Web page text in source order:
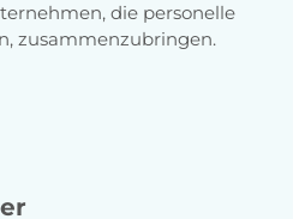
die personelle
zusammenzubringen.